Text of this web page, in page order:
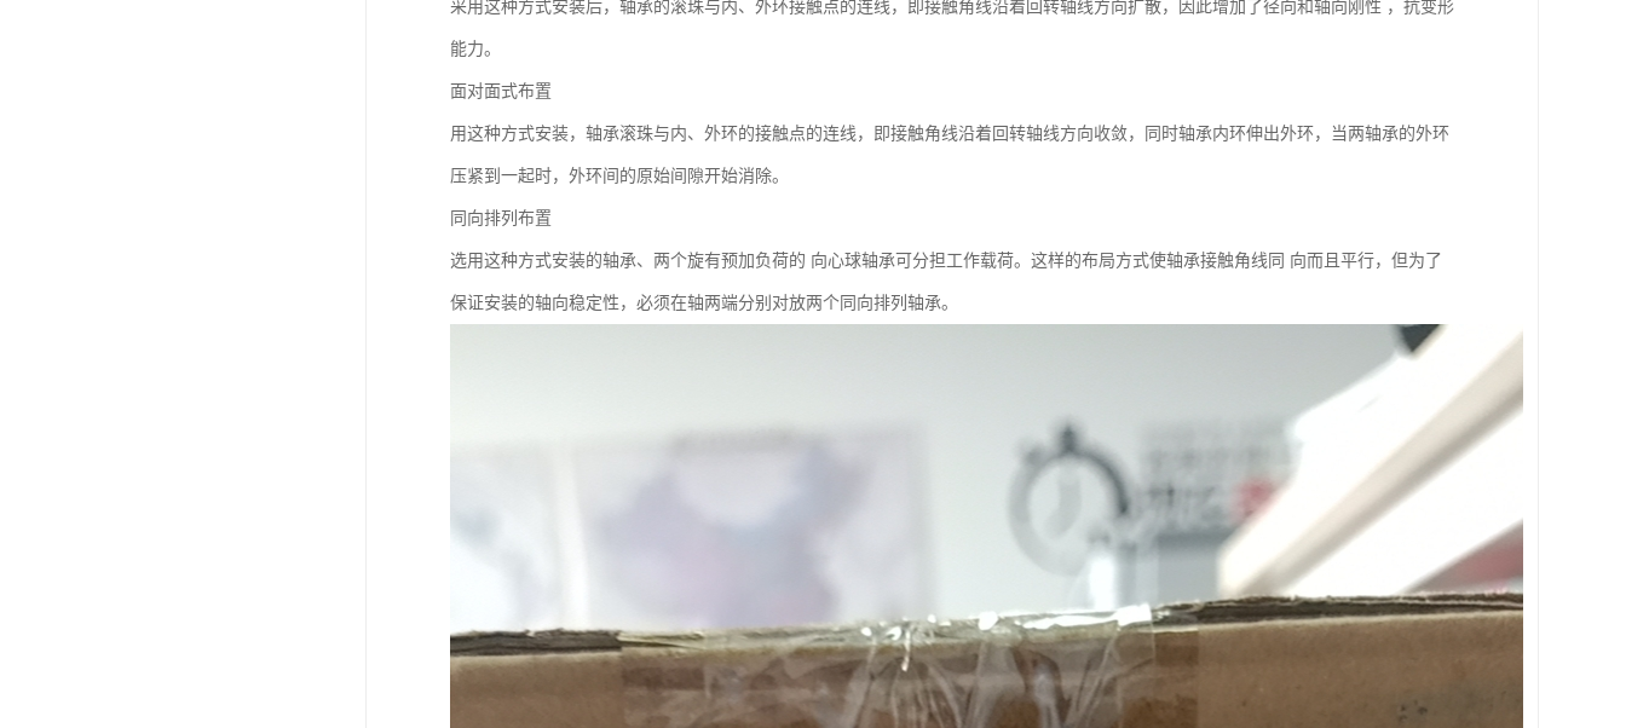
采用这种方式安装后，轴承的滚珠与内、外环接触点的连线，即接触角线沿着回转轴线方向扩散，因此增加了径向和轴向刚性 ，抗变形
能力。
面对面式布置
用这种方式安装，轴承滚珠与内、外环的接触点的连线，即接触角线沿着回转轴线方向收敛，同时轴承内环伸出外环，当两轴承的外环
压紧到一起时，外环间的原始间隙开始消除。
同向排列布置
选用这种方式安装的轴承、两个旋有预加负荷的 向心球轴承可分担工作载荷。这样的布局方式使轴承接触角线同 向而且平行，但为了
保证安装的轴向稳定性，必须在轴两端分别对放两个同向排列轴承。